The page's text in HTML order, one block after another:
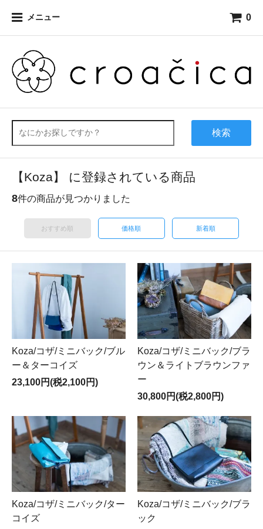
メニュー 0
検索
【Koza】 に登録されている商品
8件の商品が見つかりました
おすすめ順 価格順 新着順
Koza/コザ/ミニバック/ブル
ー＆ターコイズ
23,100円(税2,100円)
Koza/コザ/ミニバック/ブラ
ウン＆ライトブラウンファ
ー
30,800円(税2,800円)
Koza/コザ/ミニバック/ター
コイズ
Koza/コザ/ミニバック/ブラ
ック